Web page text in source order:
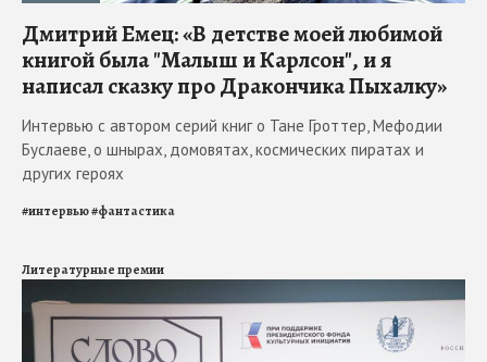
Дмитрий Емец: «В детстве моей любимой
книгой была "Малыш и Карлсон", и я
написал сказку про Дракончика Пыхалку»
Интервью с автором серий книг о Тане Гроттер, Мефодии
Буслаеве, о шнырах, домовятах, космических пиратах и
других героях
#интервью#фантастика
Литературные премии